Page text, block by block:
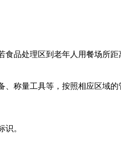
品处理区到老年人用餐场所
称量工具等，按照相应区域的
。